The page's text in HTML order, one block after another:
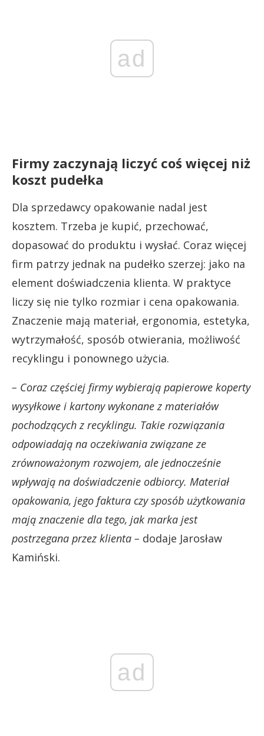
ad
Firmy zaczynają liczyć coś więcej niż
koszt pudełka
Dla sprzedawcy opakowanie nadal jest
kosztem. Trzeba je kupić, przechować,
dopasować do produktu i wysłać. Coraz więcej
firm patrzy jednak na pudełko szerzej: jako na
element doświadczenia klienta. W praktyce
liczy się nie tylko rozmiar i cena opakowania.
Znaczenie mają materiał, ergonomia, estetyka,
wytrzymałość, sposób otwierania, możliwość
recyklingu i ponownego użycia.
– Coraz częściej firmy wybierają papierowe koperty
wysyłkowe i kartony wykonane z materiałów
pochodzących z recyklingu. Takie rozwiązania
odpowiadają na oczekiwania związane ze
zrównoważonym rozwojem, ale jednocześnie
wpływają na doświadczenie odbiorcy. Materiał
opakowania, jego faktura czy sposób użytkowania
mają znaczenie dla tego, jak marka jest
postrzegana przez klienta – dodaje Jarosław
Kamiński.
ad